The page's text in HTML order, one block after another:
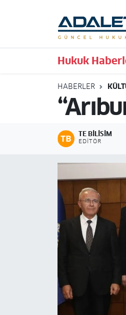
Hukuk
HABERLER
TE BILISIM
EDITÖR
Hava Durumu
Trafik Durumu
Süper Lig Puan
Tüm Manşetler
Son Dakika Haberleri
Haber Arşivi